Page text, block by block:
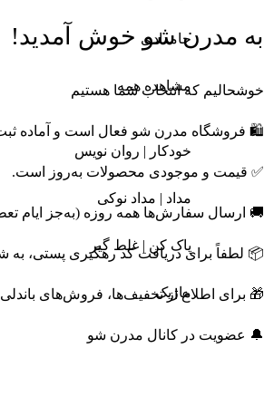
جامدادی
مشاهده همه
خودکار | روان نویس
مداد | مداد نوکی
پاک کن | غلط گیر
ماژیک
به مدرن شو خوش آمدید!
خوشحالیم که انتخاب شما هستیم
🛍️ فروشگاه مدرن شو فعال است و آماده
✅ قیمت و موجودی محصولات به‌روز است.
🚚 ارسال سفارش‌ها همه روزه (به‌جز ایام
📦 لطفاً برای دریافت کد رهگیری پستی، به شماره ۰۹۳۸۷۰۴۷۴۷۴ پیامک
🎁 برای اطلاع از تخفیف‌ها، فروش‌های
🔔 عضویت در کانال مدرن شو